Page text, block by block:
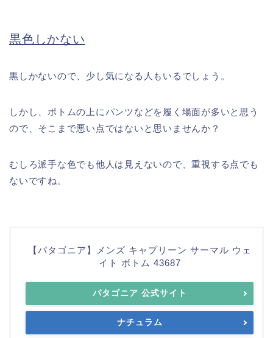
黒色しかない
黒しかないので、少し気になる人もいるでしょう。
しかし、ボトムの上にパンツなどを履く場面が多いと思う
ので、そこまで悪い点ではないと思いませんか？
むしろ派手な色でも他人は見えないので、重視する点でも
ないですね。
【パタゴニア】メンズ キャプリーン サーマル ウェ
イト ボトム 43687
パタゴニア 公式サイト
ナチュラム